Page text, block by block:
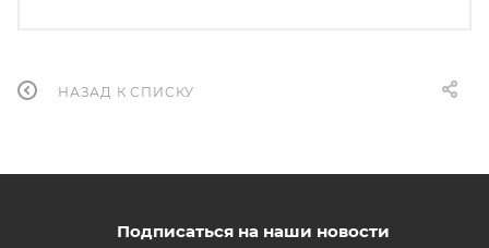
НАЗАД К СПИСКУ
Подписаться на наши новости